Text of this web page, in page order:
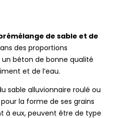
de sable et de
des proportions
béton de bonne qualité
et de l’eau.
sable alluvionnaire roulé ou
la forme de ses grains
à eux, peuvent être de type